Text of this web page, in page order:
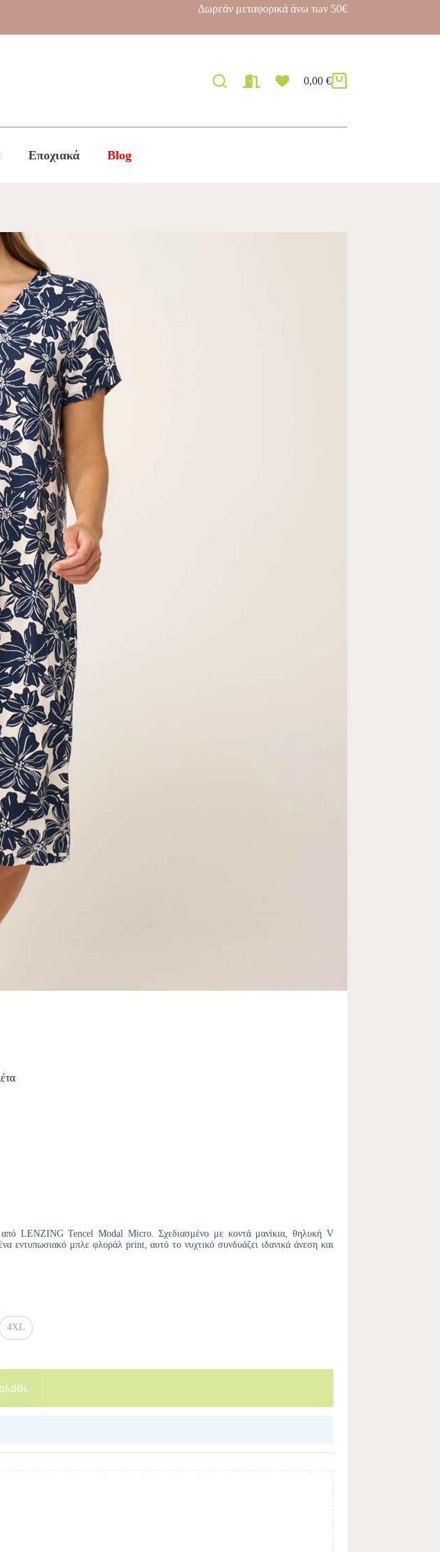
Δωρεάν μεταφορικά άνω των 50€
0,00 €
Εποχιακά Blog
από LENZING Tencel Modal Micro. Σχεδιασμένο με κοντά μανίκια, θηλυκή V
εντυπωσιακό μπλε φλοράλ print, αυτό το νυχτικό συνδυάζει ιδανικά άνεση και
4XL